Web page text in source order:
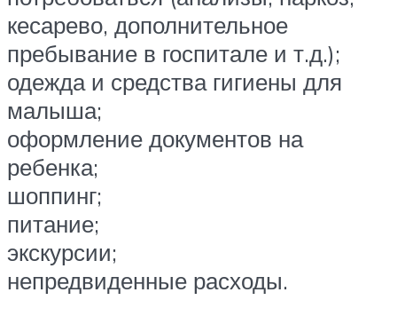
кесарево, дополнительное
пребывание в госпитале и т.д.);
одежда и средства гигиены для
малыша;
оформление документов на
ребенка;
шоппинг;
питание;
экскурсии;
непредвиденные расходы.